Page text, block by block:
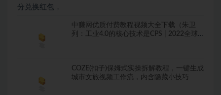
中赚网优质付费教程视频大全下载（朱卫
列：工业4.0的核心技术是CPS | 2022全球
COZE(扣子)保姆式实操拆解教程，一键生成
城市文旅视频工作流，内含隐藏小技巧